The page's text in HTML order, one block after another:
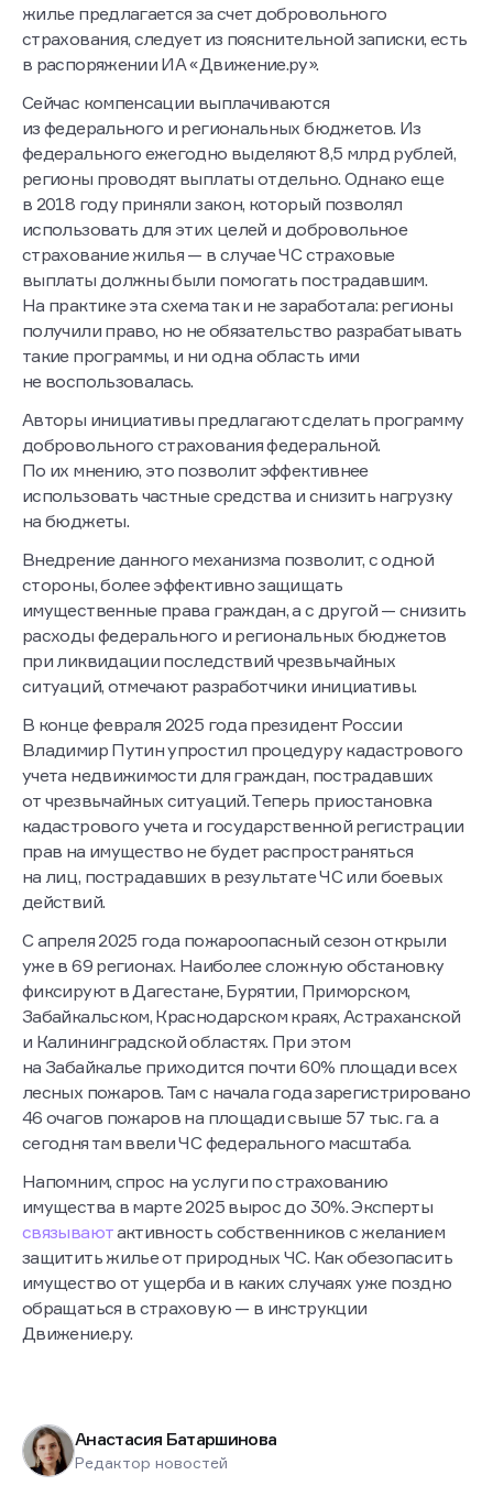
жилье предлагается за счет добровольного
страхования, следует из пояснительной записки, есть
в распоряжении ИА «Движение.ру».
Сейчас компенсации выплачиваются
из федерального и региональных бюджетов. Из
федерального ежегодно выделяют 8,5 млрд рублей,
регионы проводят выплаты отдельно. Однако еще
в 2018 году приняли закон, который позволял
использовать для этих целей и добровольное
страхование жилья — в случае ЧС страховые
выплаты должны были помогать пострадавшим.
На практике эта схема так и не заработала: регионы
получили право, но не обязательство разрабатывать
такие программы, и ни одна область ими
не воспользовалась.
Авторы инициативы предлагают сделать программу
добровольного страхования федеральной.
По их мнению, это позволит эффективнее
использовать частные средства и снизить нагрузку
на бюджеты.
Внедрение данного механизма позволит, с одной
стороны, более эффективно защищать
имущественные права граждан, а с другой — снизить
расходы федерального и региональных бюджетов
при ликвидации последствий чрезвычайных
ситуаций, отмечают разработчики инициативы.
В конце февраля 2025 года президент России
Владимир Путин упростил процедуру кадастрового
учета недвижимости для граждан, пострадавших
от чрезвычайных ситуаций. Теперь приостановка
кадастрового учета и государственной регистрации
прав на имущество не будет распространяться
на лиц, пострадавших в результате ЧС или боевых
действий.
С апреля 2025 года пожароопасный сезон открыли
уже в 69 регионах. Наиболее сложную обстановку
фиксируют в Дагестане, Бурятии, Приморском,
Забайкальском, Краснодарском краях, Астраханской
и Калининградской областях. При этом
на Забайкалье приходится почти 60% площади всех
лесных пожаров. Там с начала года зарегистрировано
46 очагов пожаров на площади свыше 57 тыс. га. а
сегодня там ввели ЧС федерального масштаба.
Напомним, спрос на услуги по страхованию
имущества в марте 2025 вырос до 30%. Эксперты
связываютактивность собственников с желанием
защитить жилье от природных ЧС. Как обезопасить
имущество от ущерба и в каких случаях уже поздно
обращаться в страховую — в инструкции
Движение.ру.
Анастасия Батаршинова
Редактор новостей